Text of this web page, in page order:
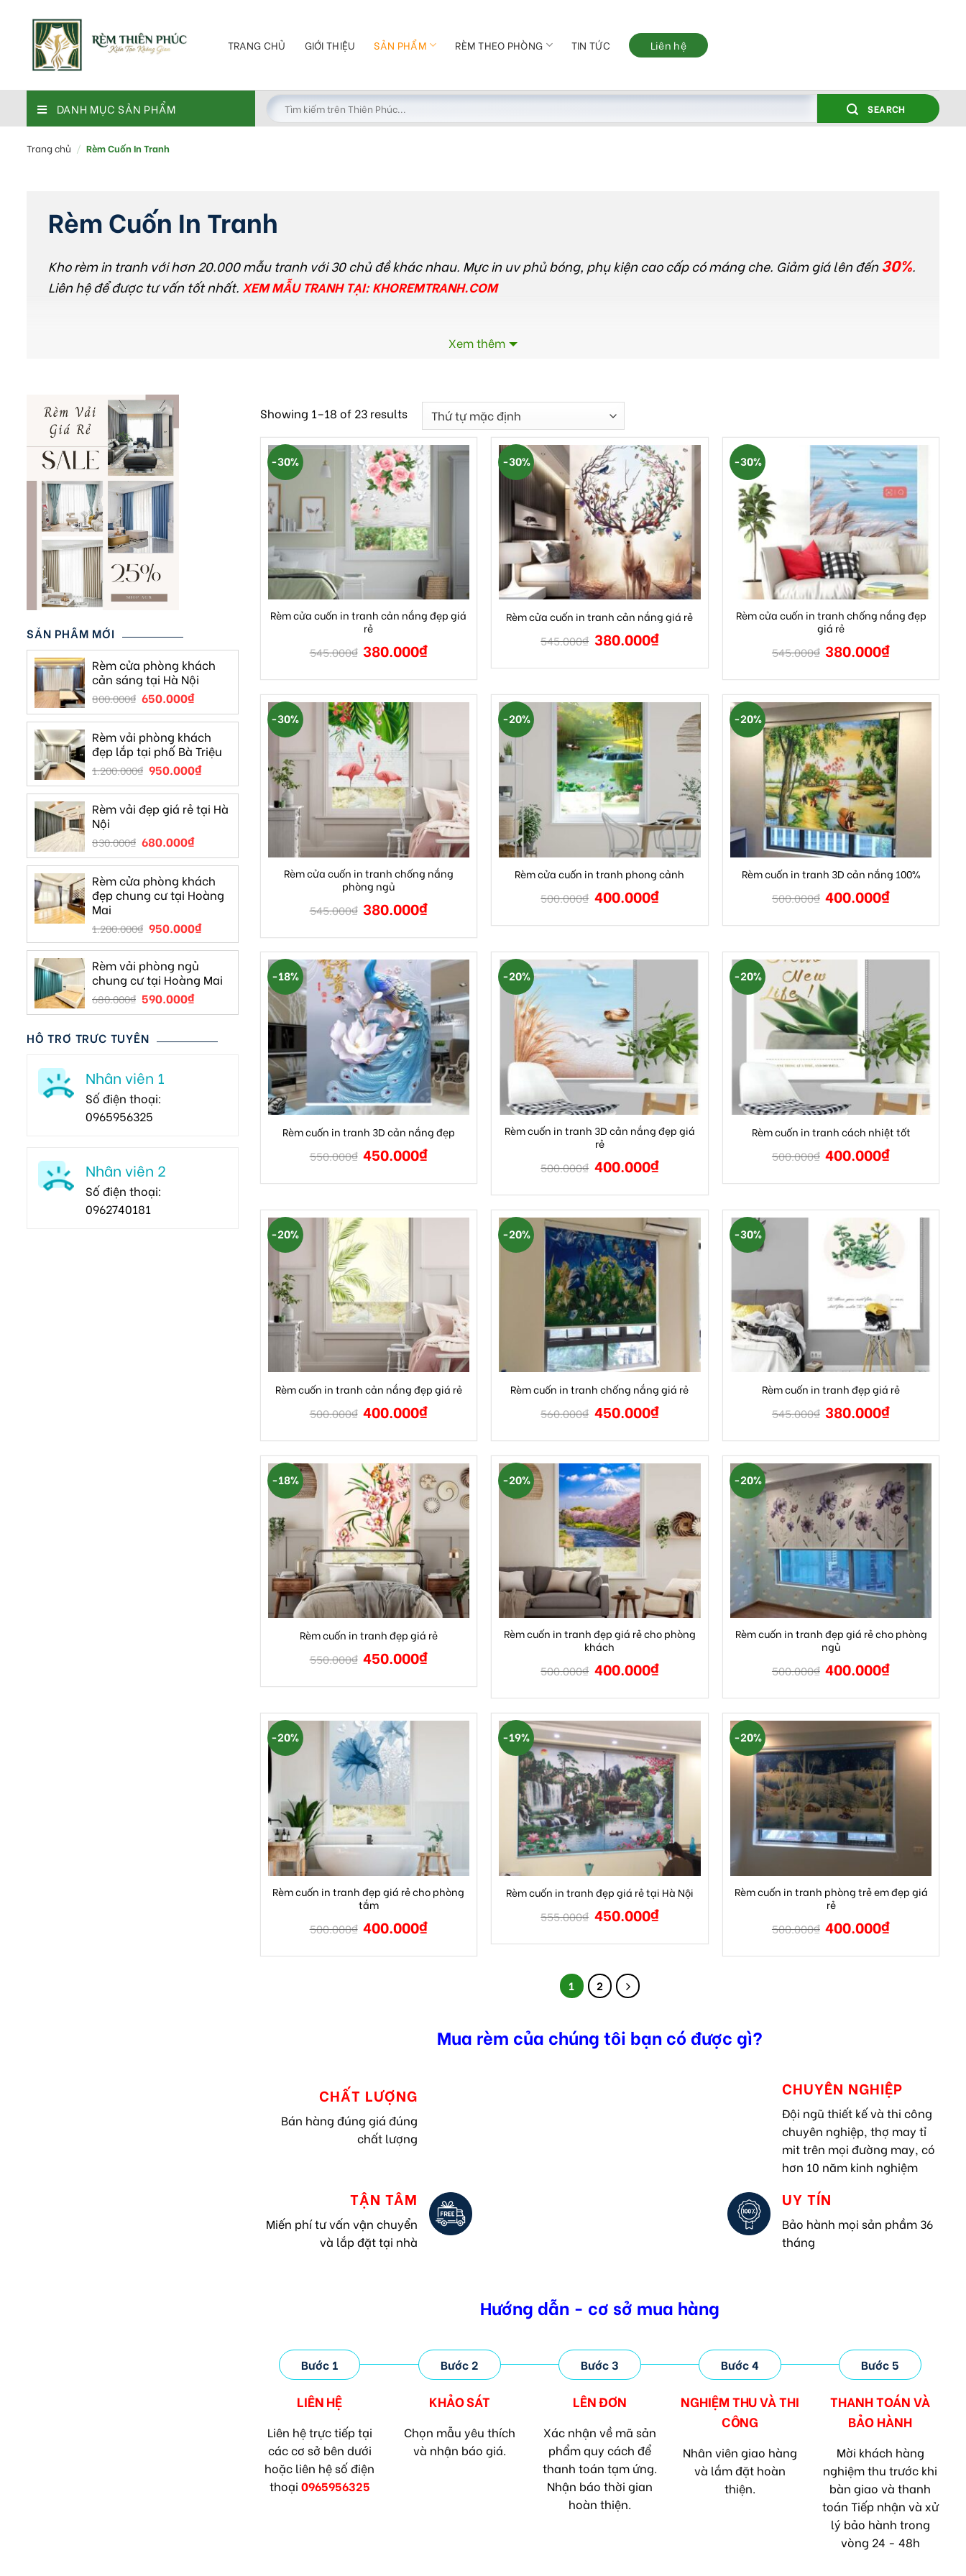
content
TRANG CHỦ GIỚI THIỆU SẢN PHẨM RÈM THEO PHÒNG TIN TỨC Liên hệ
DANH MỤC SẢN PHẨM SEARCH
Trang chủ / Rèm Cuốn In Tranh
Rèm Cuốn In Tranh
Kho rèm in tranh với hơn 20.000 mẫu tranh với 30 chủ đề khác nhau. Mực in uv phủ bóng, phụ kiện cao cấp có máng che. Giảm giá lên đến30%.
Liên hệ để được tư vấn tốt nhất. XEM MẪU TRANH TẠI:KHOREMTRANH.COM
Thu gọn
Xem thêm
SẢN PHẨM MỚI
Rèm cửa phòng khách
cản sáng tại Hà Nội
800.000₫ 650.000₫
Rèm vải phòng khách
đẹp lắp tại phố Bà Triệu
1.200.000₫ 950.000₫
Rèm vải đẹp giá rẻ tại Hà
Nội
830.000₫ 680.000₫
Rèm cửa phòng khách
đẹp chung cư tại Hoàng
Mai
1.200.000₫ 950.000₫
Rèm vải phòng ngủ
chung cư tại Hoàng Mai
680.000₫ 590.000₫
HỖ TRỢ TRỰC TUYẾN
Nhân viên 1
Số điện thoại:
0965956325
Nhân viên 2
Số điện thoại:
0962740181
Showing 1–18 of 23 results
-30%
Rèm cửa cuốn in tranh cản nắng đẹp giá
rẻ
545.000₫ 380.000₫
-30%
Rèm cửa cuốn in tranh cản nắng giá rẻ
545.000₫ 380.000₫
-30%
Rèm cửa cuốn in tranh chống nắng đẹp
giá rẻ
545.000₫ 380.000₫
-30%
Rèm cửa cuốn in tranh chống nắng
phòng ngủ
545.000₫ 380.000₫
-20%
Rèm cửa cuốn in tranh phong cảnh
500.000₫ 400.000₫
-20%
Rèm cuốn in tranh 3D cản nắng 100%
500.000₫ 400.000₫
-18%
Rèm cuốn in tranh 3D cản nắng đẹp
550.000₫ 450.000₫
-20%
Rèm cuốn in tranh 3D cản nắng đẹp giá
rẻ
500.000₫ 400.000₫
-20%
Rèm cuốn in tranh cách nhiệt tốt
500.000₫ 400.000₫
-20%
Rèm cuốn in tranh cản nắng đẹp giá rẻ
500.000₫ 400.000₫
-20%
Rèm cuốn in tranh chống nắng giá rẻ
560.000₫ 450.000₫
-30%
Rèm cuốn in tranh đẹp giá rẻ
545.000₫ 380.000₫
-18%
Rèm cuốn in tranh đẹp giá rẻ
550.000₫ 450.000₫
-20%
Rèm cuốn in tranh đẹp giá rẻ cho phòng
khách
500.000₫ 400.000₫
-20%
Rèm cuốn in tranh đẹp giá rẻ cho phòng
ngủ
500.000₫ 400.000₫
-20%
Rèm cuốn in tranh đẹp giá rẻ cho phòng
tắm
500.000₫ 400.000₫
-19%
Rèm cuốn in tranh đẹp giá rẻ tại Hà Nội
555.000₫ 450.000₫
-20%
Rèm cuốn in tranh phòng trẻ em đẹp giá
rẻ
500.000₫ 400.000₫
1 2
Mua rèm của chúng tôi bạn có được gì?
CHẤT LƯỢNG
Bán hàng đúng giá đúng
chất lượng
TẬN TÂM
Miến phí tư vấn vận chuyển
và lắp đặt tại nhà
CHUYÊN NGHIỆP
Đội ngũ thiết kế và thi công
chuyên nghiệp, thợ may tỉ
mit trên mọi đường may, có
hơn 10 năm kinh nghiệm
UY TÍN
Bảo hành mọi sản phầm 36
tháng
Hướng dẫn - cơ sở mua hàng
Bước 1
LIÊN HỆ
Liên hệ trực tiếp tại
các cơ sở bên dưới
hoặc liên hệ số điện
thoại 0965956325
Bước 2
KHẢO SÁT
Chọn mẫu yêu thích
và nhận báo giá.
Bước 3
LÊN ĐƠN
Xác nhận về mã sản
phẩm quy cách để
thanh toán tạm ứng.
Nhận báo thời gian
hoàn thiện.
Bước 4
NGHIỆM THU VÀTHI
CÔNG
Nhân viên giao hàng
và lắm đặt hoàn
thiện.
Bước 5
THANH TOÁN VÀ
BẢO HÀNH
Mời khách hàng
nghiệm thu trước khi
bàn giao và thanh
toán Tiếp nhận và xử
lý bảo hành trong
vòng 24 - 48h